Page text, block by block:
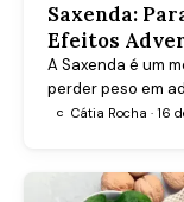
Saxenda:
Efeitos
A Saxenda é um
perder peso em
obesidade. Saiba
C Cátia Rocha · 16